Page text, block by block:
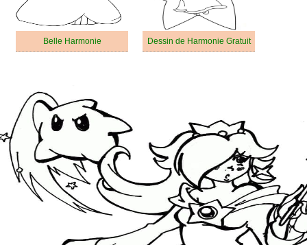
Belle Harmonie Dessin de Harmonie Gratuit